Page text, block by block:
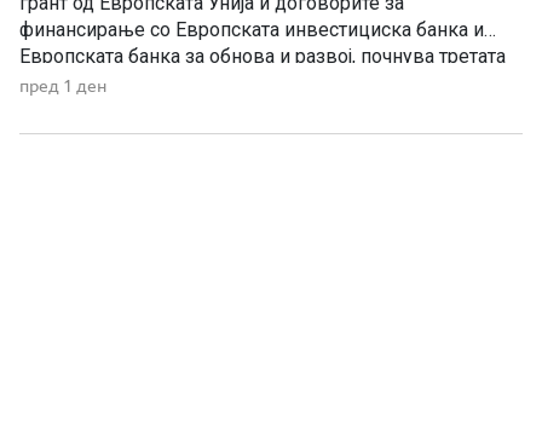
финансирање со Европската инвестициска банка и
Европската банка за обнова и развој, почнува третата
фаза од финансирањето на железничката делница
8. На потпишувањето во Владата присуствуваа
пред 1 ден